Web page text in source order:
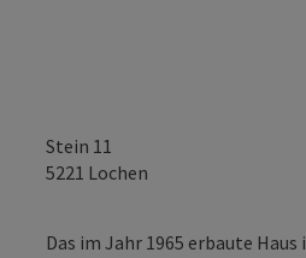
Stein 11
5221 Lochen
Das im Jahr 1965 erbaute